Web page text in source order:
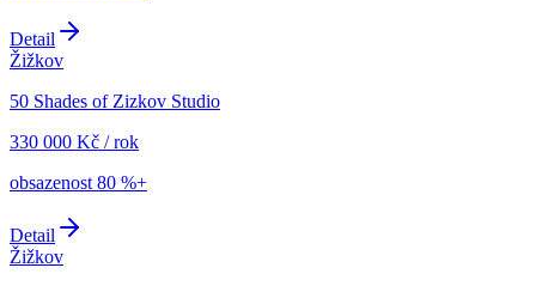
Detail
Žižkov
50 Shades of Zizkov Studio
330 000 Kč / rok
obsazenost 80 %+
Detail
Žižkov